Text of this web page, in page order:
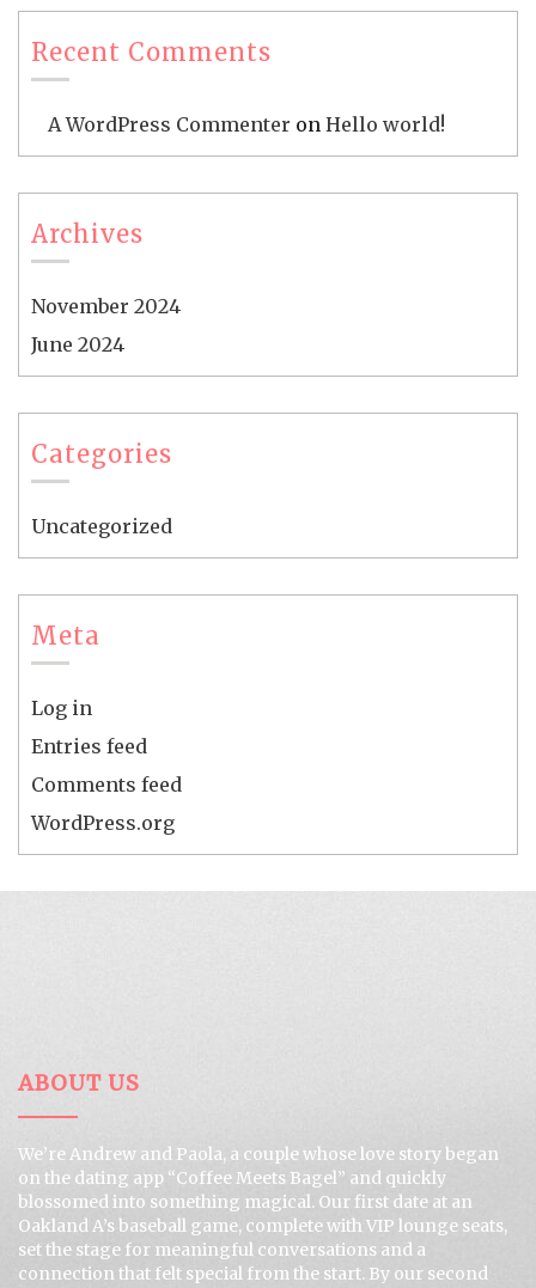
Recent Comments
A WordPress Commenter on Hello world!
Archives
November 2024
June 2024
Categories
Uncategorized
Meta
Log in
Entries feed
Comments feed
WordPress.org
ABOUT US
We’re Andrew and Paola, a couple whose love story began
on the dating app “Coffee Meets Bagel” and quickly
blossomed into something magical. Our first date at an
Oakland A’s baseball game, complete with VIP lounge seats,
set the stage for meaningful conversations and a
connection that felt special from the start. By our second